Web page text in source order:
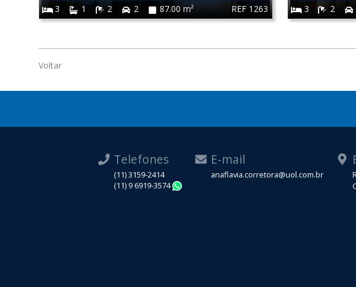
REF 1263
3
1 2 2 87.00 m²
3
2
Voltar
Telefones
(11) 3159-2414
(11) 9 6919-3574
E-mail
anaflavia.corretora@uol.com.br